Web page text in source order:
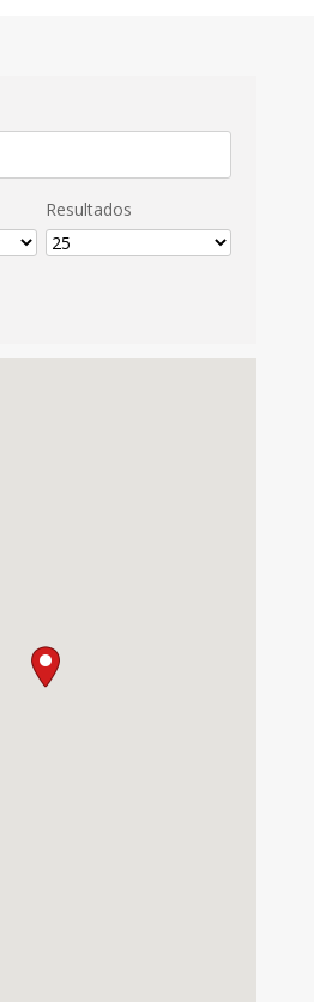
Resultados